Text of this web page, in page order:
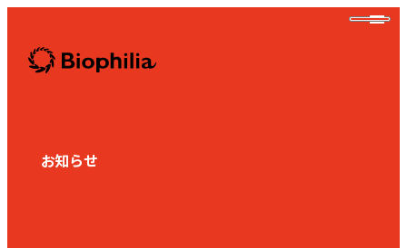
Biophilia
お知らせ
News